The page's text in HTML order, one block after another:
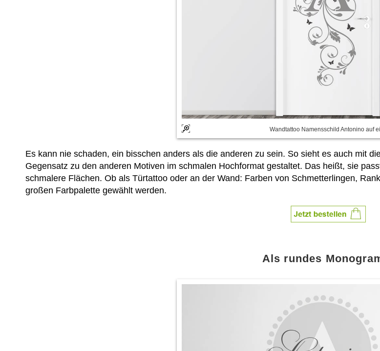
Wandtattoo Namensschild Antonino auf
Es kann nie schaden, ein bisschen anders als die anderen zu sein. So sieht es auch mit
Gegensatz zu den anderen Motiven im schmalen Hochformat gestaltet. Das heißt, sie
schmalere Flächen. Ob als Türtattoo oder an der Wand: Farben von Schmetterlingen,
großen Farbpalette gewählt werden.
Als rundes